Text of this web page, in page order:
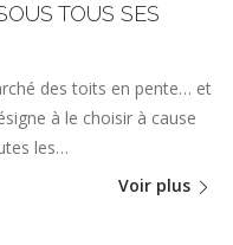
TOUS SES
des toits en pente… et
à le choisir à cause
les…
Voir plus